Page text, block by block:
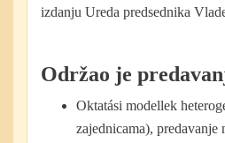
izdanju Ureda predsednika
Održao je
Oktatási modellek
zajednicama), predavanje